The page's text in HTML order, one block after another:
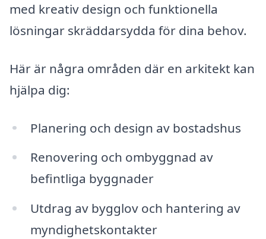
med kreativ design och funktionella
lösningar skräddarsydda för dina behov.
Här är några områden där en arkitekt kan
hjälpa dig:
Planering och design av bostadshus
Renovering och ombyggnad av
befintliga byggnader
Utdrag av bygglov och hantering av
myndighetskontakter